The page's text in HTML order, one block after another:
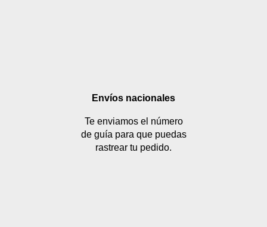
Envíos nacionales
Te enviamos el número
de guía para que puedas
rastrear tu pedido.